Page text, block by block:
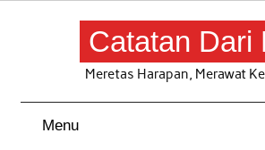
Skip
Catatan Dari
Meretas Harapan, Merawat
Menu